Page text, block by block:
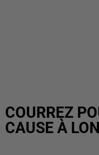
COURREZ
CAUSE À